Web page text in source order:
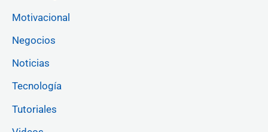
Motivacional
Negocios
Noticias
Tecnología
Tutoriales